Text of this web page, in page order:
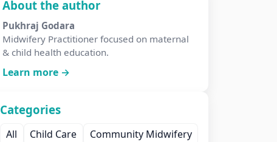
About the author
Pukhraj Godara
Midwifery Practitioner focused on maternal
& child health education.
Learn more →
Categories
All Child Care
Community Midwifery